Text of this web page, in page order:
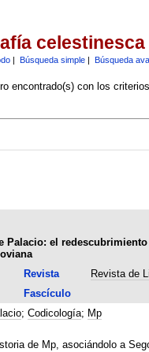
celestinesca
| Búsqueda simple| Búsqueda
encontrado(s) con los
Palacio: el
Revista
Revista de
Fascículo
; Codicología; Mp
de Mp, asociándolo a